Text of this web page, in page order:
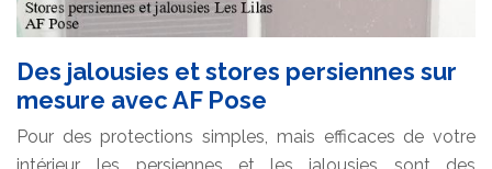
Des jalousies et stores persiennes sur
mesure avec AF Pose
Pour des protections simples, mais efficaces de votre